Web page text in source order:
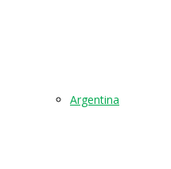
Argentina